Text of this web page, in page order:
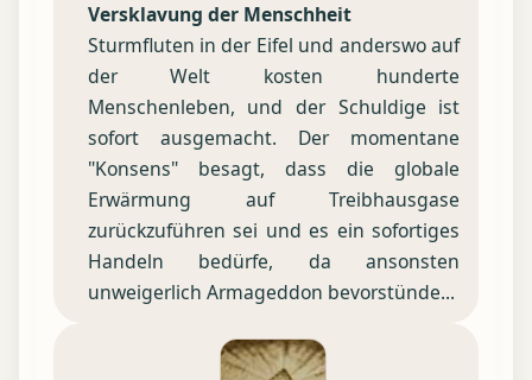
Versklavung der Menschheit
Sturmfluten in der Eifel und anderswo auf
der Welt kosten hunderte
Menschenleben, und der Schuldige ist
sofort ausgemacht. Der momentane
"Konsens" besagt, dass die globale
Erwärmung auf Treibhausgase
zurückzuführen sei und es ein sofortiges
Handeln bedürfe, da ansonsten
unweigerlich Armageddon bevorstünde...